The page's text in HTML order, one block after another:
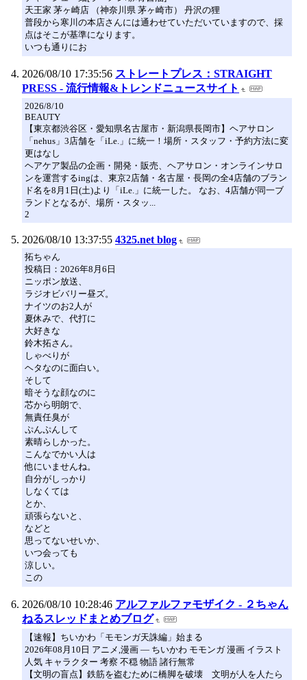
天王家 茅ヶ崎店 （神奈川県 茅ヶ崎市） 丹沢の狸
普段から寒川の本店さんには通わせていただいていますので、採
点はそこが基準になります。
いつも通りにお
2026/08/10 17:35:56 ストレートプレス：STRAIGHT
PRESS - 流行情報&トレンドニュースサイト
2026/8/10
BEAUTY
【東京都渋谷区・愛知県名古屋市・新潟県長岡市】ヘアサロン
「nehus」3店舗を「iLe.」に統一！場所・スタッフ・予約方法に変
更はなし
ヘアケア製品の企画・開発・販売、ヘアサロン・オンラインサロ
ンを運営するingは、東京2店舗・名古屋・長岡の全4店舗のブラン
ド名を8月1日(土)より「iLe.」に統一した。 なお、4店舗が同一ブ
ランドとなるが、場所・スタッ...
2
2026/08/10 13:37:55 4325.net blog
拓ちゃん
投稿日：2026年8月6日
‪ニッポン放送、
ラジオビバリー昼ズ。
ナイツのお2人が
夏休みで、代打に
大好きな
鈴木拓さん。
しゃべりが
ヘタなのに面白い。
そして
暗そうな顔なのに
芯から明朗で、
無責任臭が
ぷんぷんして
素晴らしかった。
こんなでかい人は
他にいませんね。
自分がしっかり
しなくては
とか、
頑張らないと、
などと
思ってないせいか、
いつ会っても
涼しい。
この
2026/08/10 10:28:46 アルファルファモザイク - ２ちゃん
ねるスレッドまとめブログ
【速報】ちいかわ「モモンガ天誅編」始まる
2026年08月10日 アニメ,漫画 ― ちいかわ モモンガ 漫画 イラスト
人気 キャラクター 考察 不穏 物語 諸行無常
【文明の盲点】鉄筋を盗むために橋脚を破壊 文明が人を人たら